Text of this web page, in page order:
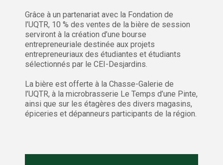
Grâce à un partenariat avec la Fondation de
l’UQTR, 10 % des ventes de la bière de session
serviront à la création d’une bourse
entrepreneuriale destinée aux projets
entrepreneuriaux des étudiantes et étudiants
sélectionnés par le CEI-Desjardins.
La bière est offerte à la Chasse-Galerie de
l’UQTR, à la microbrasserie Le Temps d’une Pinte,
ainsi que sur les étagères des divers magasins,
épiceries et dépanneurs participants de la région.